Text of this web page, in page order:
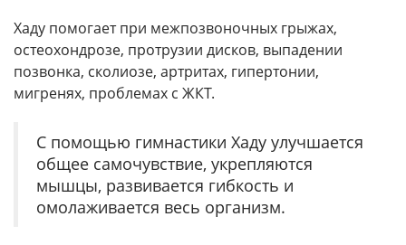
Хаду помогает при межпозвоночных грыжах,
остеохондрозе, протрузии дисков, выпадении
позвонка, сколиозе, артритах, гипертонии,
мигренях, проблемах с ЖКТ.
С помощью гимнастики Хаду улучшается
общее самочувствие, укрепляются
мышцы, развивается гибкость и
омолаживается весь организм.